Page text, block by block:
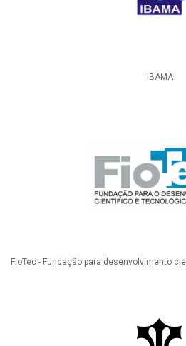
IBAMA
FioTec - Fundação para desenvolvimento